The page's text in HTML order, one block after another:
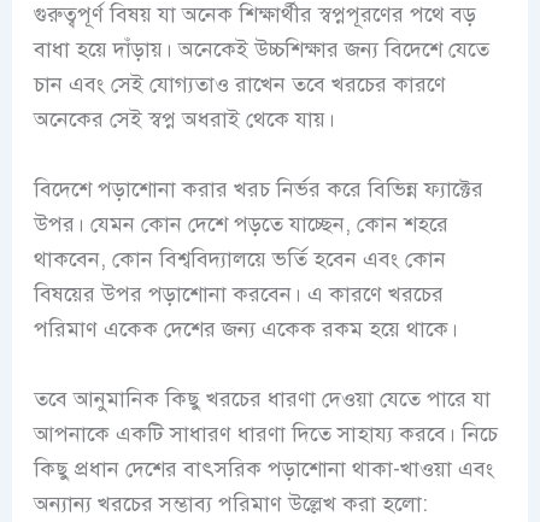
গুরুত্বপূর্ণ বিষয় যা অনেক শিক্ষার্থীর স্বপ্নপূরণের পথে বড়
বাধা হয়ে দাঁড়ায়। অনেকেই উচ্চশিক্ষার জন্য বিদেশে যেতে
চান এবং সেই যোগ্যতাও রাখেন তবে খরচের কারণে
অনেকের সেই স্বপ্ন অধরাই থেকে যায়।
বিদেশে পড়াশোনা করার খরচ নির্ভর করে বিভিন্ন ফ্যাক্টের
উপর। যেমন কোন দেশে পড়তে যাচ্ছেন, কোন শহরে
থাকবেন, কোন বিশ্ববিদ্যালয়ে ভর্তি হবেন এবং কোন
বিষয়ের উপর পড়াশোনা করবেন। এ কারণে খরচের
পরিমাণ একেক দেশের জন্য একেক রকম হয়ে থাকে।
তবে আনুমানিক কিছু খরচের ধারণা দেওয়া যেতে পারে যা
আপনাকে একটি সাধারণ ধারণা দিতে সাহায্য করবে। নিচে
কিছু প্রধান দেশের বাৎসরিক পড়াশোনা থাকা-খাওয়া এবং
অন্যান্য খরচের সম্ভাব্য পরিমাণ উল্লেখ করা হলো: